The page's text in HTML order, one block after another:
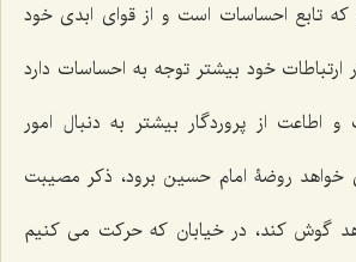
که تابع احساسات است و از قوای ابدی خود
ارتباطات خود بیشتر توجه به احساسات دارد
اطاعت از پروردگار بیشتر به دنبال امور
روضۀ امام حسین برود، ذکر مصیبت
گوش کند، در خیابان که حرکت می کنیم